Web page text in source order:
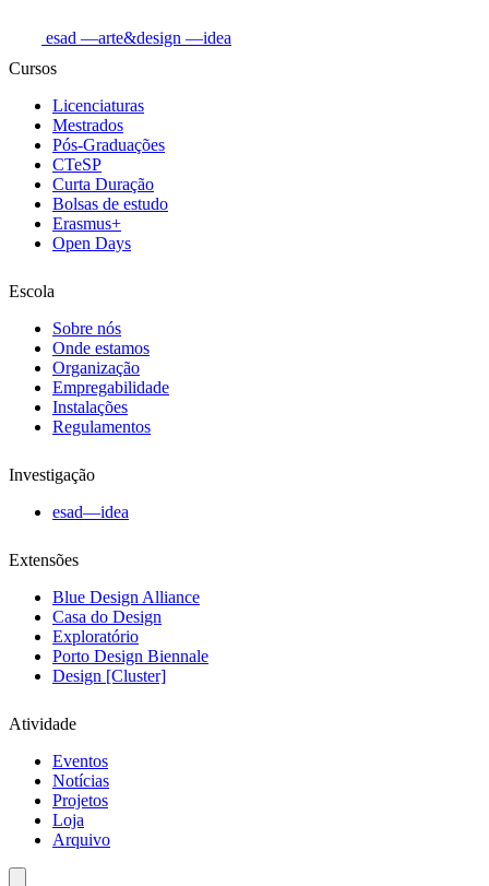
esad —arte&design —idea
Cursos
Licenciaturas
Mestrados
Pós-Graduações
CTeSP
Curta Duração
Bolsas de estudo
Erasmus+
Open Days
Escola
Sobre nós
Onde estamos
Organização
Empregabilidade
Instalações
Regulamentos
Investigação
esad—idea
Extensões
Blue Design Alliance
Casa do Design
Exploratório
Porto Design Biennale
Design [Cluster]
Atividade
Eventos
Notícias
Projetos
Loja
Arquivo